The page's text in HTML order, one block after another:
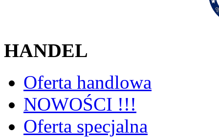
HANDEL
Oferta handlowa
NOWOŚCI !!!
Oferta specjalna